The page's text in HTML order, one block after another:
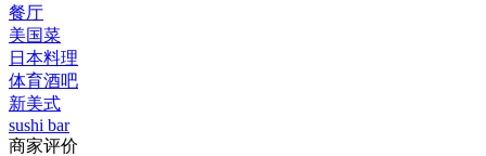
餐厅
美国菜
日本料理
体育酒吧
新美式
sushi bar
商家评价